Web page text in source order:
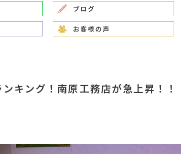
ブログ
お客様の声
キング！南原工務店が急上昇！！